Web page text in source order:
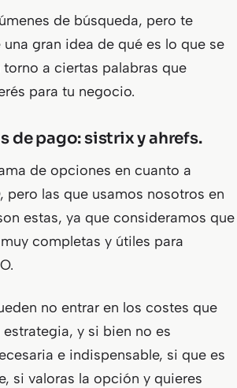
de búsqueda, pero te
gran idea de qué es lo que se
a ciertas palabras que
para tu negocio.
de pago: sistrix y ahrefs.
de opciones en cuanto a
pero las que usamos nosotros en
estas, ya que consideramos que
completas y útiles para
no entrar en los costes que
y si bien no es
e indispensable, si que es
si valoras la opción y quieres